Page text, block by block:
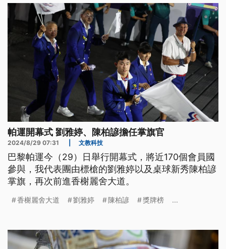
帕運開幕式 劉雅婷、陳柏諺擔任掌旗官
2024/8/29 07:31 文教科技
巴黎帕運今（29）日舉行開幕式，將近170個會員國
參與，我代表團由標槍的劉雅婷以及桌球新秀陳柏諺
掌旗，再次前進香榭麗舍大道。
香榭麗舍大道 劉雅婷 陳柏諺 獎牌榜 ...